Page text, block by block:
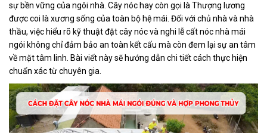
sự bền vững của ngôi nhà. Cây nóc hay còn gọi là Thượng lương
được coi là xương sống của toàn bộ hệ mái. Đối với chủ nhà và nhà
thầu, việc hiểu rõ kỹ thuật đặt cây nóc và nghi lễ cất nóc nhà mái
ngói không chỉ đảm bảo an toàn kết cấu mà còn đem lại sự an tâm
về mặt tâm linh. Bài viết này sẽ hướng dẫn chi tiết cách thực hiện
chuẩn xác từ chuyên gia.